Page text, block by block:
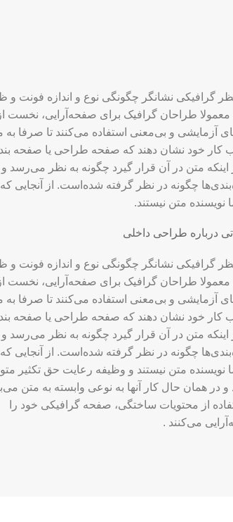
نظر گرافیکی نشانگر چگونگی نوع و اندازه فونت و
معمولا طراحان گرافیک برای صفحه‌آرایی، نخست از
آزمایشی و بی‌معنی استفاده می‌کنند تا صرفا به
کار خود نشان دهند که صفحه طراحی یا صفحه
اینکه متن در آن قرار گیرد چگونه به نظر می‌رسد و
چگونه در نظر گرفته شده‌است. از آنجایی
نویسنده متن نیستند.
درباره طراحی داخلی
نظر گرافیکی نشانگر چگونگی نوع و اندازه فونت و
معمولا طراحان گرافیک برای صفحه‌آرایی، نخست از
آزمایشی و بی‌معنی استفاده می‌کنند تا صرفا به
کار خود نشان دهند که صفحه طراحی یا صفحه
اینکه متن در آن قرار گیرد چگونه به نظر می‌رسد و
چگونه در نظر گرفته شده‌است. از آنجایی
نویسنده متن نیستند و وظیفه رعایت حق تکثیر
و در همان حال کار آنها به نوعی وابسته به متن
از محتویات ساختگی، صفحه گرافیکی خود را
می‌کنند .